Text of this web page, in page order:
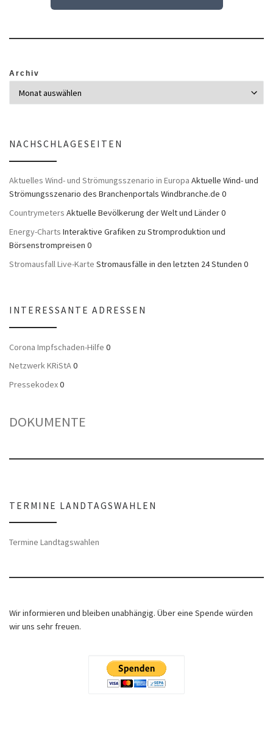
Archiv
NACHSCHLAGESEITEN
Aktuelles Wind- und Strömungsszenario in Europa Aktuelle Wind- und
Strömungsszenario des Branchenportals Windbranche.de 0
Countrymeters Aktuelle Bevölkerung der Welt und Länder 0
Energy-Charts Interaktive Grafiken zu Stromproduktion und
Börsenstrompreisen 0
Stromausfall Live-Karte Stromausfälle in den letzten 24 Stunden 0
INTERESSANTE ADRESSEN
Corona Impfschaden-Hilfe 0
Netzwerk KRiStA0
Pressekodex0
DOKUMENTE
TERMINE LANDTAGSWAHLEN
Termine Landtagswahlen
Wir informieren und bleiben unabhängig. Über eine Spende würden
wir uns sehr freuen.